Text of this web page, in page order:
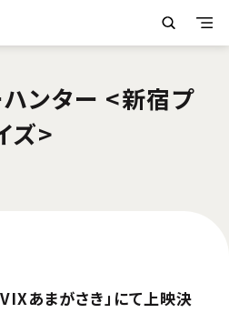
ンター <新宿プ
ズ>
あまがさき」にて上映決